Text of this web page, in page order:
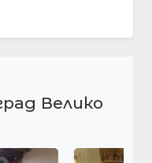
Велико